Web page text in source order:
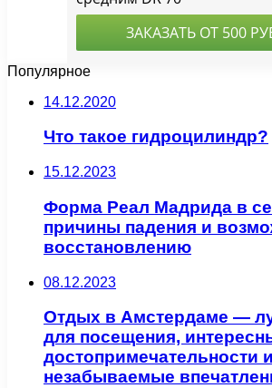
Популярное
14.12.2020
Что такое гидроцилиндр?
15.12.2023
Форма Реал Мадрида в
причины падения и
восстановлению
08.12.2023
Отдых в Амстердаме —
для посещения,
достопримечательности и
незабываемые